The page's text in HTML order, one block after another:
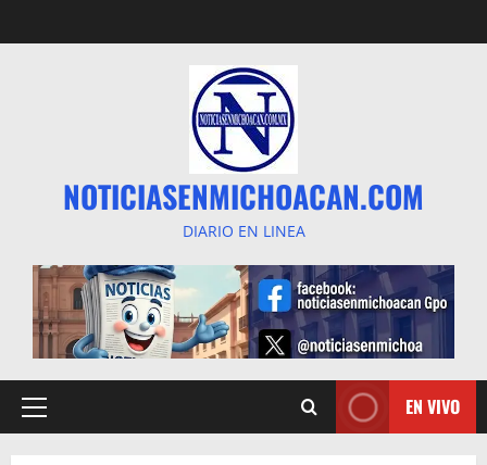
al
NOTICIASENMICHOACAN.COM
DIARIO EN LINEA
Menú
EN VIVO